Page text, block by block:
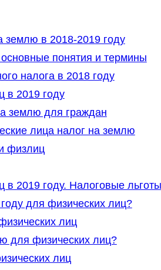
землю в 2018-2019 году
понятия и термины
налога в 2018 году
в 2019 году
землю для граждан
лица налог на землю
физлиц
2019 году. Налоговые
для физических лиц?
лиц
для физических лиц?
лиц